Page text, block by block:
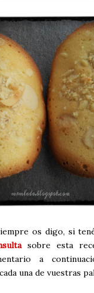
os digo, si
sobre esta
a
una de vuestras